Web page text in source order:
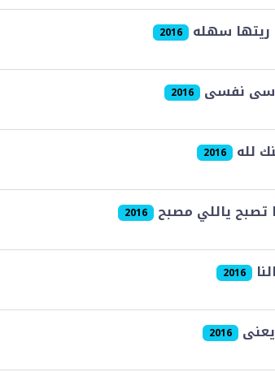
ريتها سهله 2016
نفسى 2016
لله 2016
تصبح ياللي مصبح 2016
2016
2016